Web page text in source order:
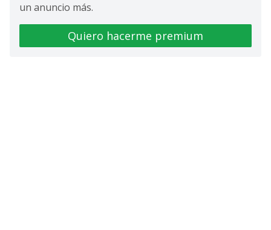
un anuncio más.
Quiero hacerme premium